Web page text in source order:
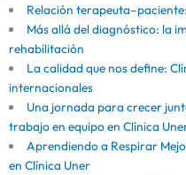
Relación
Más allá del diagnóstico: la
rehabilitación
La calidad que nos define:
internacionales
Una jornada para crecer
trabajo en equipo en Clínica
Aprendiendo a Respirar
en Clínica Uner